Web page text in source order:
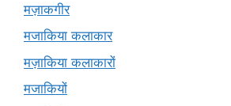
मज़ाकगीर
मजाकिया कलाकार
मज़ाकिया कलाकारों
मजाकियों